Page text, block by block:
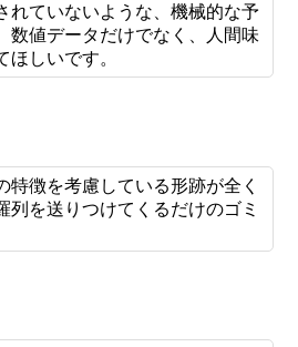
れていないような、機械的な予
数値データだけでなく、人間味
しいです。
特徴を考慮している形跡が全く
列を送りつけてくるだけのゴミ